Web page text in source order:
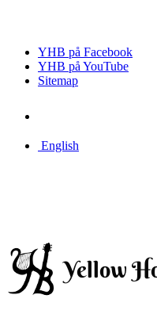
YHB på Facebook
YHB på YouTube
Sitemap
English